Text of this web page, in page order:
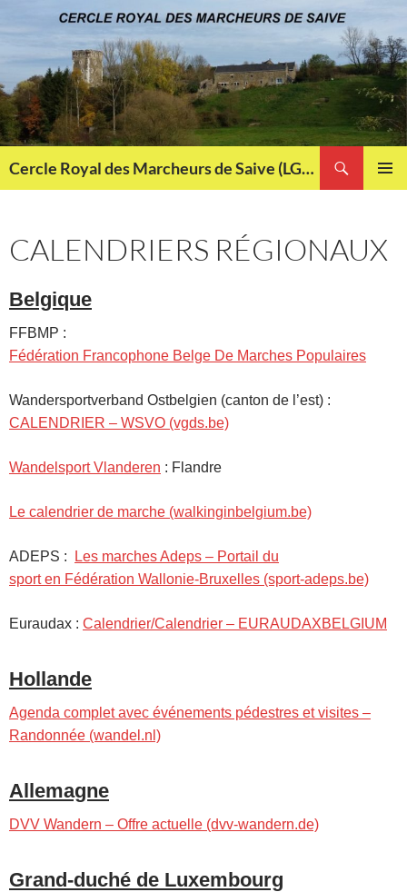
au
Cercle Royal des Marcheurs de Saive (LG013)
CALENDRIERS RÉGIONAUX
Belgique
FFBMP :
Fédération Francophone Belge De Marches Populaires
Wandersportverband Ostbelgien (canton de l’est) :
CALENDRIER – WSVO (vgds.be)
Wandelsport Vlanderen : Flandre
Le calendrier de marche (walkinginbelgium.be)
ADEPS :
Les marches Adeps – Portail du
sport en Fédération Wallonie-Bruxelles (sport-adeps.be)
Euraudax : Calendrier/Calendrier – EURAUDAXBELGIUM
Hollande
Agenda complet avec événements pédestres et visites –
Randonnée (wandel.nl)
Allemagne
DVV Wandern – Offre actuelle (dvv-wandern.de)
Grand-duché de Luxembourg